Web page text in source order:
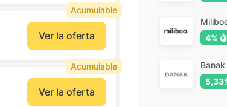
Ver la oferta
Acumulable
Ver la oferta
Acumulable
4%
Banak